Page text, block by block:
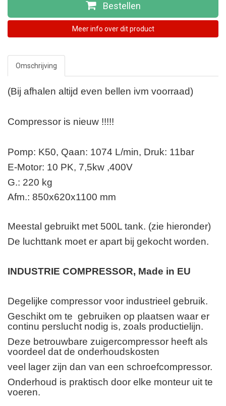
Bestellen
Meer info over dit product
Omschrijving
(Bij afhalen altijd even bellen ivm voorraad)
Compressor is nieuw !!!!!
Pomp: K50, Qaan: 1074 L/min, Druk: 11bar
E-Motor: 10 PK, 7,5kw ,400V
G.: 220 kg
Afm.: 850x620x1100 mm
Meestal gebruikt met 500L tank. (zie hieronder)
De luchttank moet er apart bij gekocht worden.
INDUSTRIE COMPRESSOR, Made in EU
Degelijke compressor voor industrieel gebruik.
Geschikt om te gebruiken op plaatsen waar er
continu perslucht nodig is, zoals productielijn.
Deze betrouwbare zuigercompressor heeft als
voordeel dat de onderhoudskosten
veel lager zijn dan van een schroefcompressor.
Onderhoud is praktisch door elke monteur uit te
voeren.